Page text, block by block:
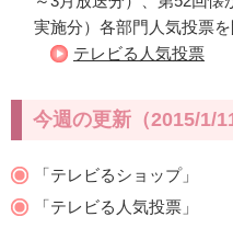
実施分）各部門人気投票
テレビる人気投票
今週の更新（2015/1/11
「テレビるショップ」
「テレビる人気投票」